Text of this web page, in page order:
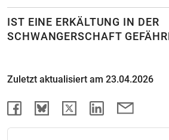
IST EINE ERKÄLTUNG IN DER
SCHWANGERSCHAFT
Zuletzt aktualisiert am 23.04.2026